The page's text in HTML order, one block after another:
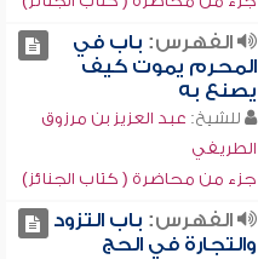
الفهرس: باب في
المحرم يموت كيف
يصنع به
للشيخ: عبد العزيز بن مرزوق
الطريفي
جزء من محاضرة ( كتاب الجنائز)
الفهرس: باب التزود
والتجارة في الحج